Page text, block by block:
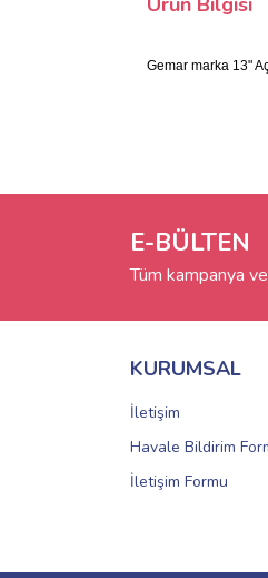
Gemar marka 13"
E-BÜLTEN
Tüm kampanya
KURUMSAL
İletişim
Havale Bildirim
İletişim Formu